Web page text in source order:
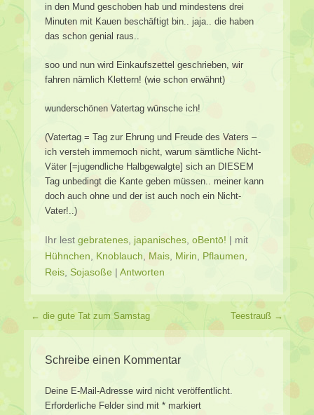
in den Mund geschoben hab und mindestens drei
Minuten mit Kauen beschäftigt bin.. jaja.. die haben
das schon genial raus..
soo und nun wird Einkaufszettel geschrieben, wir
fahren nämlich Klettern! (wie schon erwähnt)
wunderschönen Vatertag wünsche ich!
(Vatertag = Tag zur Ehrung und Freude des Vaters –
ich versteh immernoch nicht, warum sämtliche Nicht-
Väter [=jugendliche Halbgewalgte] sich an DIESEM
Tag unbedingt die Kante geben müssen.. meiner kann
doch auch ohne und der ist auch noch ein Nicht-
Vater!..)
Ihr lest gebratenes japanisches oBentō! | mit
Hühnchen
Knoblauch Mais Mirin Pflaumen
Reis Sojasoße | Antworten
Beitragsverzeichnis
← die gute Tat zum Samstag Teestrauß →
Schreibe einen Kommentar
Deine E-Mail-Adresse wird nicht veröffentlicht.
Erforderliche Felder sind mit * markiert